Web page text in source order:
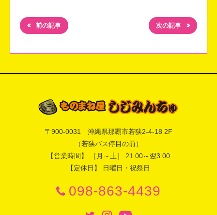
前の記事 次の記事
〒 900-0031 沖縄県那覇市若狭2-4-18 2F
（若狭バス停目の前）
【営業時間】 ［月～土］ 21:00～翌3:00
【定休日】 日曜日・祝祭日
098-863-4439